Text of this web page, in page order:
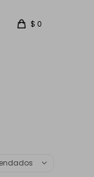
$ 0